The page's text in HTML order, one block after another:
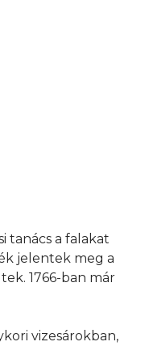
tanács a falakat
jelentek meg a
1766-ban már
vizesárokban,